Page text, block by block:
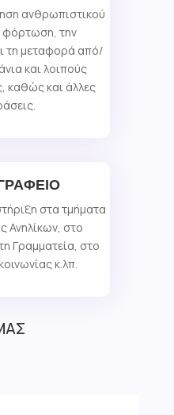
ανθρωπιστικού
φόρτωση, την
τη μεταφορά από/
και λοιπούς
καθώς και άλλες
στα τμήματα
Ανηλίκων, στο
Γραμματεία, στο
κ.λπ.